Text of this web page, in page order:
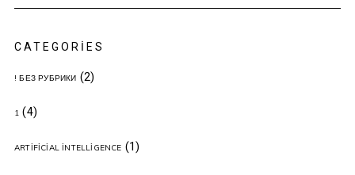
CATEGORIES
! БЕЗ РУБРИКИ (2)
1 (4)
ARTIFICIAL INTELLIGENCE (1)